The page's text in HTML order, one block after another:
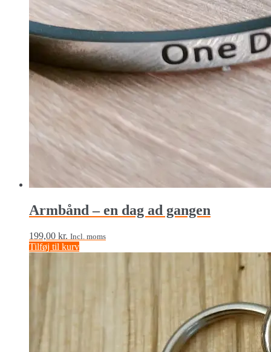
Armbånd – en dag ad gangen
199,00 kr. Incl. moms
Tilføj til kurv